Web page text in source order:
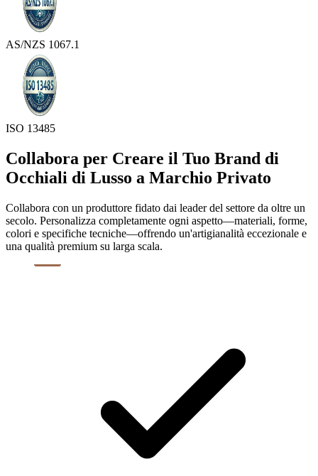
AS/NZS 1067.1
ISO 13485
Collabora per Creare il Tuo Brand di
Occhiali di Lusso a Marchio Privato
Collabora con un produttore fidato dai leader del settore da oltre un
secolo. Personalizza completamente ogni aspetto—materiali, forme,
colori e specifiche tecniche—offrendo un'artigianalità eccezionale e
una qualità premium su larga scala.